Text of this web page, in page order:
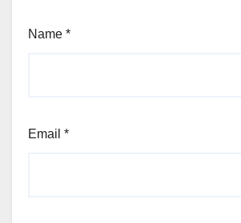
Name *
Email *